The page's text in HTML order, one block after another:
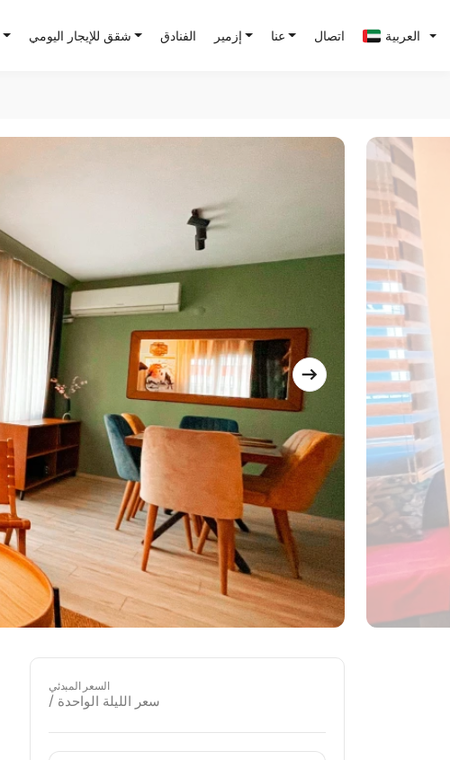
شقق للإيجار اليومي الفنادق إزمير عنا اتصال العربية
السعر المبدئي
/ سعر الليلة الواحدة